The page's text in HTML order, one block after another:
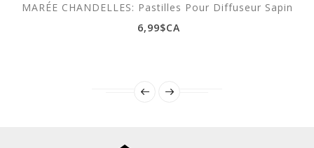
MARÉE CHANDELLES: Pastilles Pour Diffuseur Sapin
6,99$CA